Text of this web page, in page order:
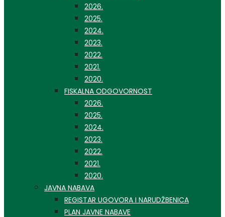
2026.
2025.
2024.
2023.
2022.
2021.
2020.
FISKALNA ODGOVORNOST
2026.
2025.
2024.
2023.
2022.
2021.
2020.
JAVNA NABAVA
REGISTAR UGOVORA I NARUDŽBENICA
PLAN JAVNE NABAVE